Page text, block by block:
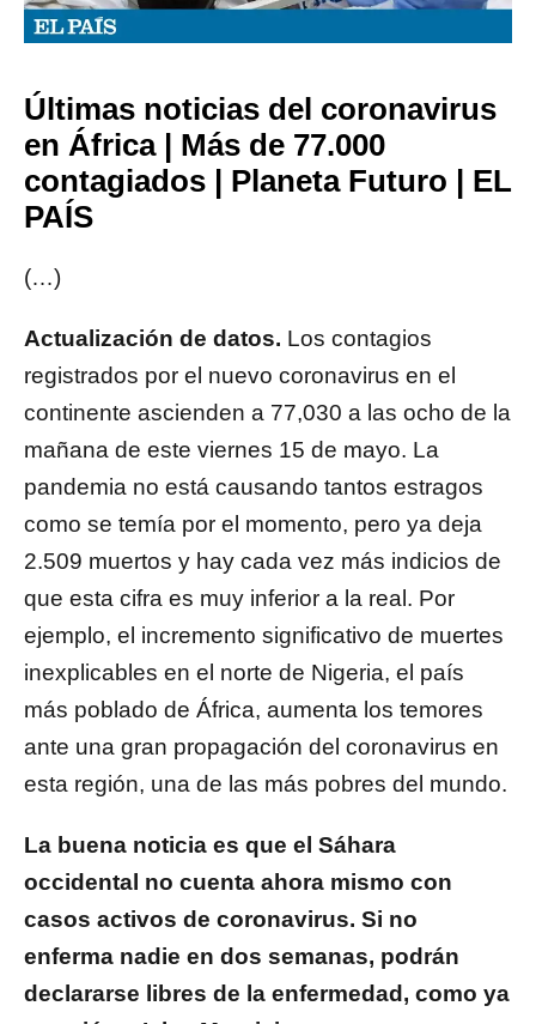
Últimas noticias del coronavirus
en África | Más de 77.000
contagiados | Planeta Futuro | EL
PAÍS
(…)
Actualización de datos. Los contagios
registrados por el nuevo coronavirus en el
continente ascienden a 77,030 a las ocho de la
mañana de este viernes 15 de mayo. La
pandemia no está causando tantos estragos
como se temía por el momento, pero ya deja
2.509 muertos y hay cada vez más indicios de
que esta cifra es muy inferior a la real. Por
ejemplo, el incremento significativo de muertes
inexplicables en el norte de Nigeria, el país
más poblado de África, aumenta los temores
ante una gran propagación del coronavirus en
esta región, una de las más pobres del mundo.
La buena noticia es que el Sáhara
occidental no cuenta ahora mismo con
casos activos de coronavirus. Si no
enferma nadie en dos semanas, podrán
declararse libres de la enfermedad, como ya